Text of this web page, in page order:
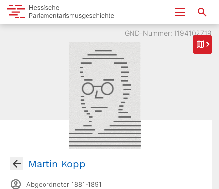
GND-Nummer: 1194102719
Martin Kopp
Abgeordneter 1881-1891